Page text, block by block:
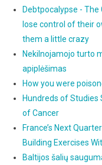
Debtpocalypse -
lose control of their
them a little crazy
Nekilnojamojo turto
apiplėšimas
How you were
Hundreds of
of Cancer
France’s Next
Building Exercises
Baltijos šalių